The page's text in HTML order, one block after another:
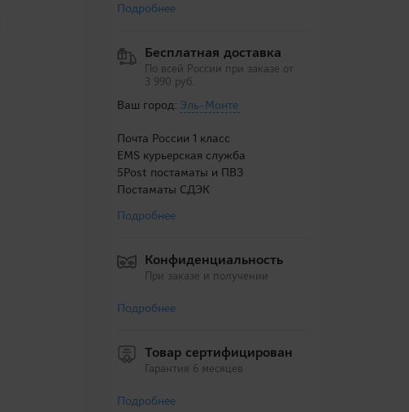
Подробнее
Бесплатная доставка
По всей России при заказе от
3 990 руб.
Ваш город: Эль-Монте
Почта России 1 класс
EMS курьерская служба
5Post постаматы и ПВЗ
Постаматы СДЭК
Подробнее
Конфиденциальность
При заказе и получении
Подробнее
Товар сертифицирован
Гарантия 6 месяцев
Подробнее